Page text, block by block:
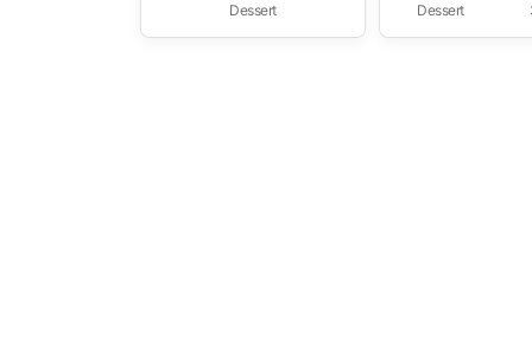
Dessert Dessert